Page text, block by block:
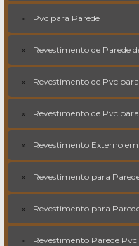
Pvc para Parede
Revestimento de Parede
Revestimento de Pvc
Revestimento de Pvc
Revestimento Externo
Revestimento para
Revestimento para
Revestimento Parede Pvc